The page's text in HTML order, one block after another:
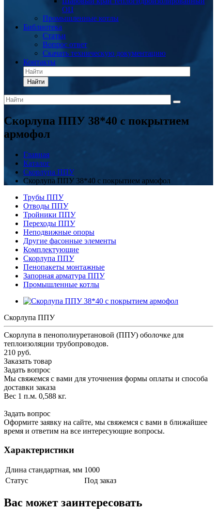
ОЦ
Промышленные котлы
Библиотека
Статьи
Вопрос ответ
Скачать техническую документацию
Контакты
Найти
Скорлупа ППУ 38*40 с покрытием
армофол
Главная
Каталог
Скорлупа ППУ
Скорлупа ППУ 38*40 с покрытием армофол
Трубы ППУ
Отводы ППУ
Тройники ППУ
Переходы ППУ
Неподвижные опоры
Другие фасонные элементы
Комплектующие
Скорлупа ППУ
Пенопакеты монтажные
Запорная арматура ППУ
Промышленные котлы
Скорлупа ППУ
Скорлупа в пенополиуретановой (ППУ) оболочке для
теплоизоляции трубопроводов.
210 руб.
Заказать товар
Задать вопрос
Мы свяжемся с вами для уточнения формы оплаты и способа
доставки заказа
Вес 1 п.м. 0,588 кг.
Задать вопрос
Оформите заявку на сайте, мы свяжемся с вами в ближайшее
время и ответим на все интересующие вопросы.
Характеристики
Длина стандартная, мм 1000
Статус
Под заказ
Вас может заинтересовать